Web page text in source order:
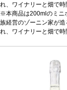
れ、ワイナリーと畑で
璧なパートナーを見つ
なイチゴ、ラズベリー
とすっきりとした味わ
が施されていて、プレ
ーズ、加工肉、フルー
ヴィーガン認証*本
場合は自動的に次のヴ
※本商品は200mlのミニ
族経営のゾーニン家が
れ、ワイナリーと畑で
とすっきりとした味わ
フレンドリー。 音楽だ
人気を博したカイリー
が施されていて、プレ